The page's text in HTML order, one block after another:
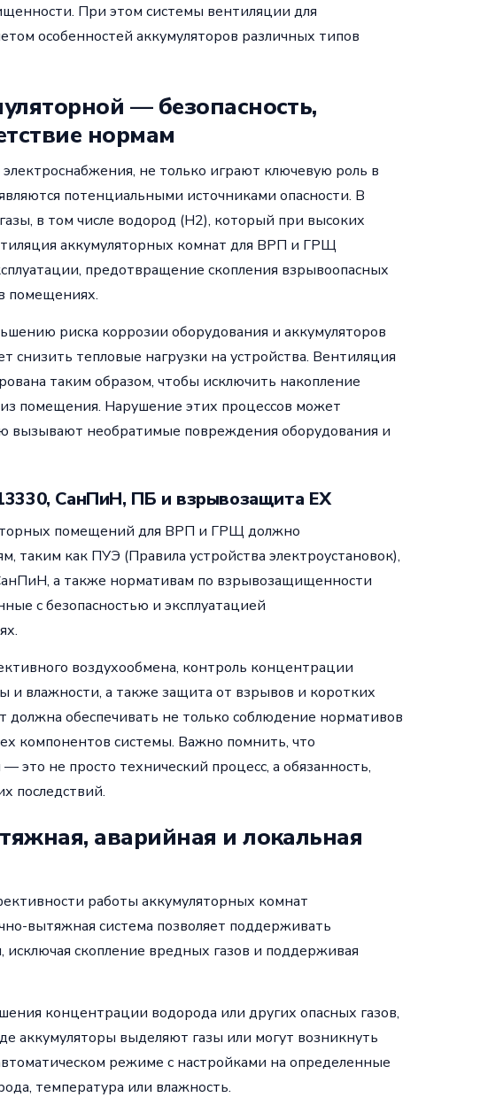
При этом системы вентиляции для
особенностей аккумуляторов различных типов
— безопасность,
нормам
не только играют ключевую роль в
потенциальными источниками опасности. В
в том числе водород (H2), который при высоких
аккумуляторных комнат для ВРП и ГРЩ
предотвращение скопления взрывоопасных
помещениях.
риска коррозии оборудования и аккумуляторов
снизить тепловые нагрузки на устройства. Вентиляция
таким образом, чтобы исключить накопление
помещения. Нарушение этих процессов может
вызывают необратимые повреждения оборудования и
СанПиН, ПБ и взрывозащита EX
помещений для ВРП и ГРЩ должно
таким как ПУЭ (Правила устройства электроустановок),
а также нормативам по взрывозащищенности
с безопасностью и эксплуатацией
воздухообмена, контроль концентрации
влажности, а также защита от взрывов и коротких
обеспечивать не только соблюдение нормативов
компонентов системы. Важно помнить, что
не просто технический процесс, а обязанность,
последствий.
аварийная и локальная
работы аккумуляторных комнат
вытяжная система позволяет поддерживать
скопление вредных газов и поддерживая
концентрации водорода или других опасных газов,
аккумуляторы выделяют газы или могут возникнуть
режиме с настройками на определенные
температура или влажность.